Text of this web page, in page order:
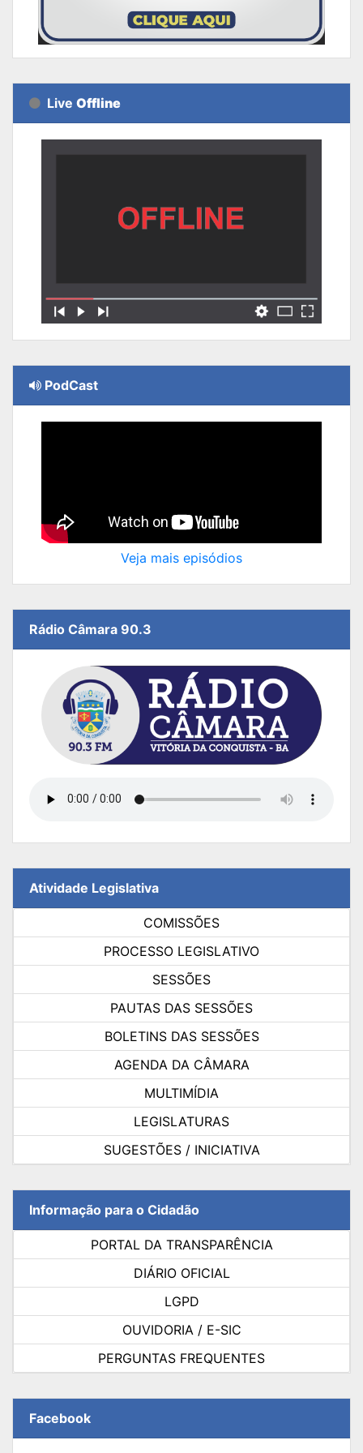
Live Offline
PodCast
Veja mais episódios
Rádio Câmara 90.3
Atividade Legislativa
COMISSÕES
PROCESSO LEGISLATIVO
SESSÕES
PAUTAS DAS SESSÕES
BOLETINS DAS SESSÕES
AGENDA DA CÂMARA
MULTIMÍDIA
LEGISLATURAS
SUGESTÕES / INICIATIVA
Informação para o Cidadão
PORTAL DA TRANSPARÊNCIA
DIÁRIO OFICIAL
LGPD
OUVIDORIA / E-SIC
PERGUNTAS FREQUENTES
Facebook